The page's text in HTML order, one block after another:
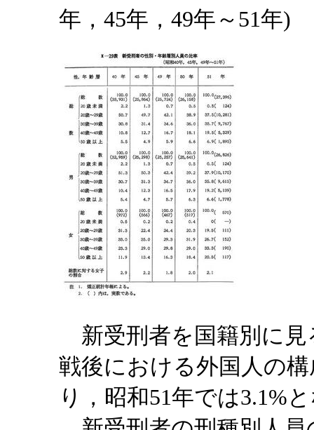
年，45年，49年～51年)
新受刑者を国籍別に見
戦後における外国人の
り，昭和51年では3.1%